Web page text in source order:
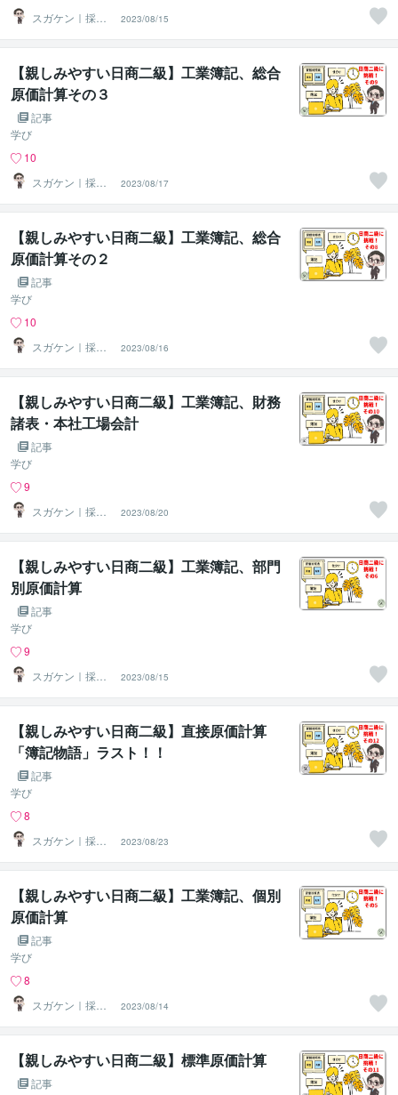
スガケン｜採用
者の心をがっち
り掴む転職術
2023/08/15
【親しみやすい日商二級】工業簿記、総合
原価計算その３
記事
学び
10
スガケン｜採用
者の心をがっち
り掴む転職術
2023/08/17
【親しみやすい日商二級】工業簿記、総合
原価計算その２
記事
学び
10
スガケン｜採用
者の心をがっち
り掴む転職術
2023/08/16
【親しみやすい日商二級】工業簿記、財務
諸表・本社工場会計
記事
学び
9
スガケン｜採用
者の心をがっち
り掴む転職術
2023/08/20
【親しみやすい日商二級】工業簿記、部門
別原価計算
記事
学び
9
スガケン｜採用
者の心をがっち
り掴む転職術
2023/08/15
【親しみやすい日商二級】直接原価計算
「簿記物語」ラスト！！
記事
学び
8
スガケン｜採用
者の心をがっち
り掴む転職術
2023/08/23
【親しみやすい日商二級】工業簿記、個別
原価計算
記事
学び
8
スガケン｜採用
者の心をがっち
り掴む転職術
2023/08/14
【親しみやすい日商二級】標準原価計算
記事